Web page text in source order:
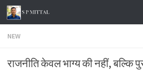
Skip to content
NEW
राजनीति केवल भाग्य की नहीं, बल्कि